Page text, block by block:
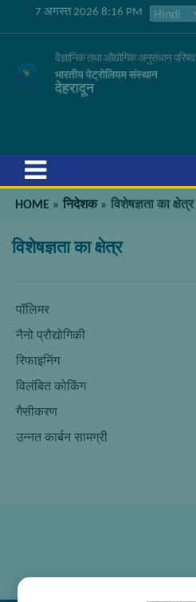
7 अगस्त 2026 8:16 PM
वैज्ञानिक तथा औद्योगिक अनुसंधान परिषद
भारतीय पेट्रोलियम संस्थान
देहरादून
HOME »निदेशक»विशेषज्ञता का क्षेत्र
विशेषज्ञता का क्षेत्र
पॉलिमर
नैनो प्रौद्योगिकी
रिफाइनिंग
विलंबित कोकिंग
गैसीकरण
उन्नत कार्बन सामग्री